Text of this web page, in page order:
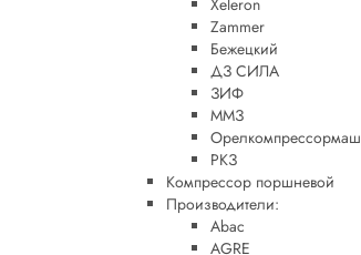
Xeleron
Zammer
Бежецкий
ДЗ СИЛА
ЗИФ
ММЗ
Орелкомпрессормаш
РКЗ
Компрессор поршневой
Производители:
Abac
AGRE